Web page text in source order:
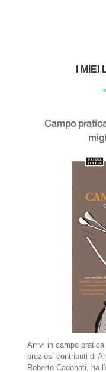
I MIEI
Campo
Arrivi in campo
preziosi contributi di
Roberto Cadonati, ha